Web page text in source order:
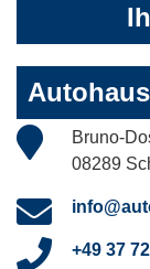
Bruno-
08289
+49 37